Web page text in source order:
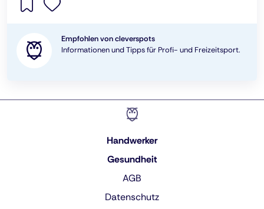
Empfohlen von cleverspots
Informationen und Tipps für Profi- und Freizeitsport.
Handwerker
Gesundheit
AGB
Datenschutz